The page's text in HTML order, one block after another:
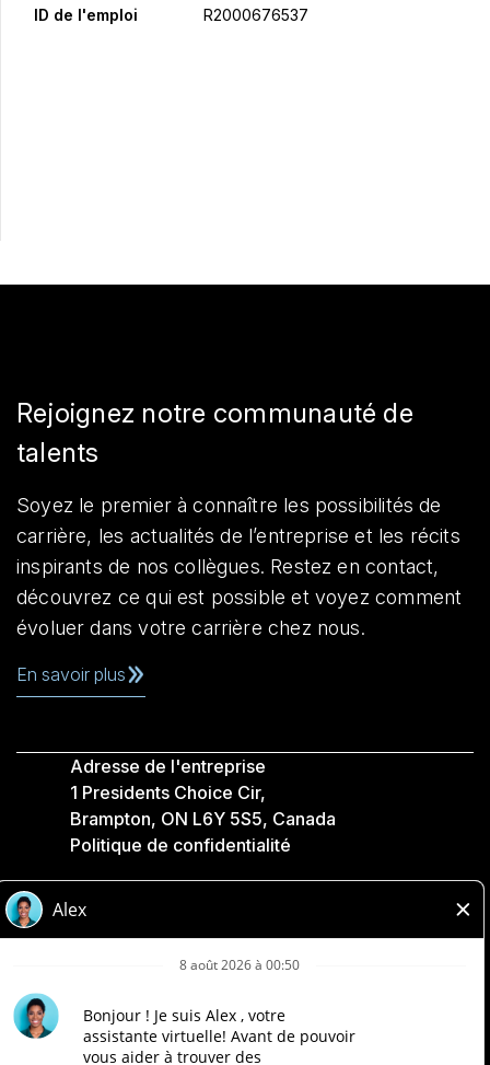
ID de l'emploi R2000676537
Rejoignez notre communauté de
talents
Soyez le premier à connaître les possibilités de
carrière, les actualités de l’entreprise et les récits
inspirants de nos collègues. Restez en contact,
découvrez ce qui est possible et voyez comment
évoluer dans votre carrière chez nous.
En savoir plus
Adresse de l'entreprise
1 Presidents Choice Cir,
Brampton, ON L6Y 5S5, Canada
Politique de confidentialité
Accessibilité
Compagnies Loblaw